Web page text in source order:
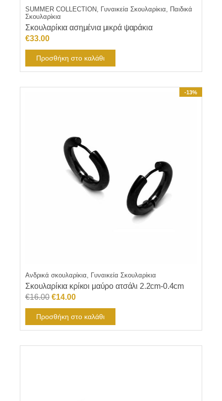
SUMMER COLLECTION, Γυναικεία Σκουλαρίκια, Παιδικά
Σκουλαρίκια
Σκουλαρίκια ασημένια μικρά ψαράκια
€33.00
Προσθήκη στο καλάθι
-13%
Ανδρικά σκουλαρίκια, Γυναικεία Σκουλαρίκια
Σκουλαρίκια κρίκοι μαύρο ατσάλι 2.2cm-0.4cm
€16.00 Original
price
was:
€16.00.
€14.00Η
τρέχουσα
τιμή
είναι:
€14.00.
Προσθήκη στο καλάθι